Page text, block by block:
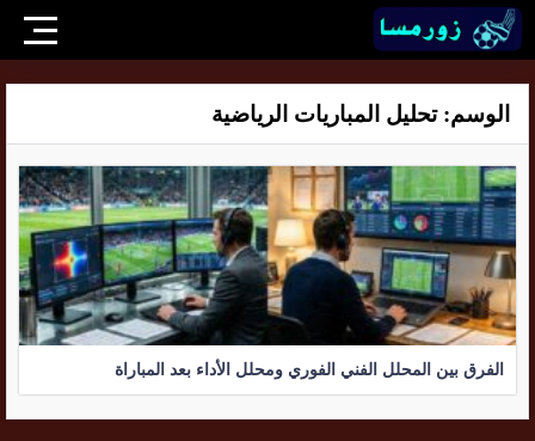
الوسم:تحليل المباريات الرياضية
الفرق بين المحلل الفني الفوري ومحلل الأداء بعد المباراة